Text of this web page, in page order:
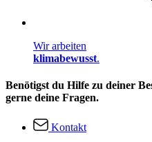
Wir arbeiten
klimabewusst.
Benötigst du Hilfe zu deiner
gerne deine Fragen.
Kontakt